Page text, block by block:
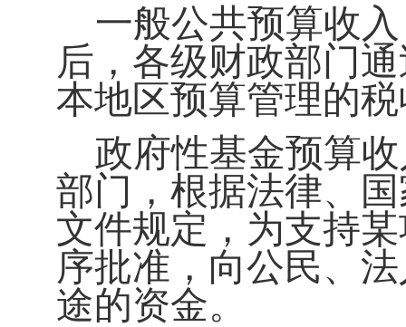
一般公共预算收
后，各级财政部门
本地区预算管理的
政府性基金预算
部门，根据法律、
文件规定，为支持
序批准，向公民、
途的资金。